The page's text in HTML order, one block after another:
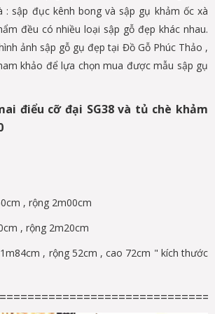
: sập đục kênh bong và sập gụ khảm ốc xà
đều có nhiều loại sập gỗ đẹp khác nhau.
ảnh sập gỗ gụ đẹp tại Đồ Gỗ Phúc Thảo ,
khảo để lựa chọn mua được mẫu sập gụ
điểu cỡ đại SG38 và tủ chè khảm
, rộng 2m00cm
, rộng 2m20cm
, rộng 52cm , cao 72cm " kích thước